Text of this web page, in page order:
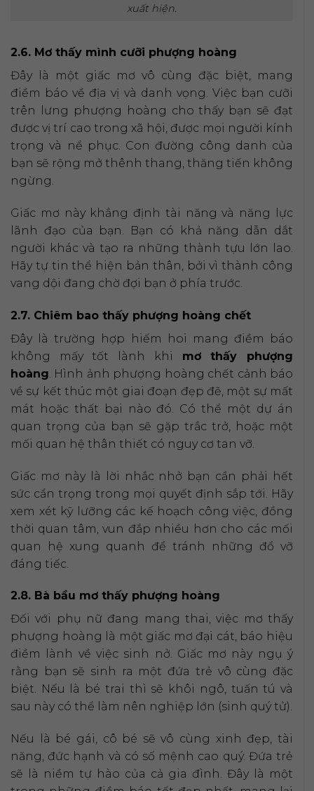
xuất hiện.
2.6. Mơ thấy mình cưỡi phượng hoàng
Đây là một giấc mơ vô cùng đặc biệt, mang
điềm báo về địa vị và danh vọng. Việc bạn cưỡi
trên lưng phượng hoàng cho thấy bạn sẽ đạt
được vị trí cao trong xã hội, được mọi người kính
trọng và nể phục. Con đường công danh của
bạn sẽ rộng mở thênh thang, thăng tiến không
ngừng.
Giấc mơ này khẳng định tài năng và năng lực
lãnh đạo của bạn. Bạn có khả năng dẫn dắt
người khác và tạo ra những thành tựu lớn lao.
Hãy tự tin thể hiện bản thân, bởi vì thành công
vang dội đang chờ đợi bạn ở phía trước.
2.7. Chiêm bao thấy phượng hoàng chết
Đây là trường hợp hiếm hoi mang điềm báo
không mấy tốt lành khi mơ thấy phượng
hoàng . Hình ảnh phượng hoàng chết cảnh báo
về sự kết thúc một giai đoạn đẹp đẽ, một sự mất
mát hoặc thất bại nào đó. Có thể một dự án
quan trọng của bạn sẽ gặp trắc trở, hoặc một
mối quan hệ thân thiết có nguy cơ tan vỡ.
Giấc mơ này là lời nhắc nhở bạn cần phải hết
sức cẩn trọng trong mọi quyết định sắp tới. Hãy
xem xét kỹ lưỡng các kế hoạch công việc, đồng
thời quan tâm, vun đắp nhiều hơn cho các mối
quan hệ xung quanh để tránh những đổ vỡ
đáng tiếc.
2.8. Bà bầu mơ thấy phượng hoàng
Đối với phụ nữ đang mang thai, việc mơ thấy
phượng hoàng là một giấc mơ đại cát, báo hiệu
điềm lành về việc sinh nở. Giấc mơ này ngụ ý
rằng bạn sẽ sinh ra một đứa trẻ vô cùng đặc
biệt. Nếu là bé trai thì sẽ khôi ngô, tuấn tú và
sau này có thể làm nên nghiệp lớn (sinh quý tử).
Nếu là bé gái, cô bé sẽ vô cùng xinh đẹp, tài
năng, đức hạnh và có số mệnh cao quý. Đứa trẻ
sẽ là niềm tự hào của cả gia đình. Đây là một